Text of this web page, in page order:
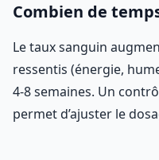
Combien de
Le taux sanguin
ressentis (énergie,
4-8 semaines. Un
permet d’ajuster le